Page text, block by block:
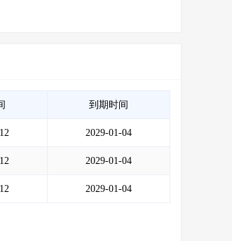
到期时间
2029-01-04
2029-01-04
2029-01-04